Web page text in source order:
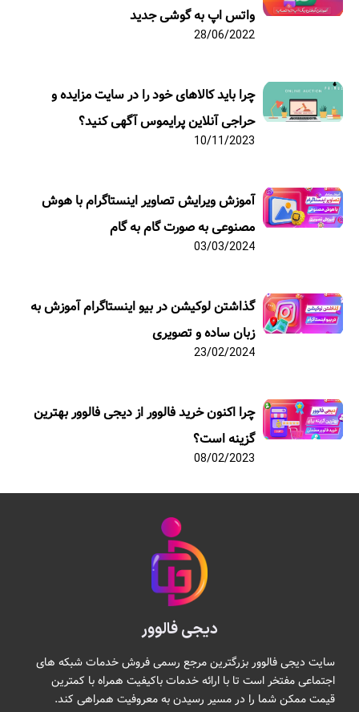
واتس اپ به گوشی جدید
28/06/2022
چرا باید کالاهای خود را در سایت مزایده و
حراجی آنلاین پرایموس آگهی کنید؟
10/11/2023
آموزش ویرایش تصاویر اینستاگرام با هوش
مصنوعی به صورت گام به گام
03/03/2024
گذاشتن لوکیشن در بیو اینستاگرام آموزش به
زبان ساده و تصویری
23/02/2024
چرا اکنون خرید فالوور از دیجی فالوور بهترین
گزینه است؟
08/02/2023
دیجی فالوور
سایت دیجی فالوور بزرگترین مرجع رسمی فروش خدمات شبکه های
اجتماعی مفتخر است تا با ارائه خدمات باکیفیت همراه با کمترین
قیمت ممکن شما را در مسیر رسیدن به معروفیت همراهی کند.